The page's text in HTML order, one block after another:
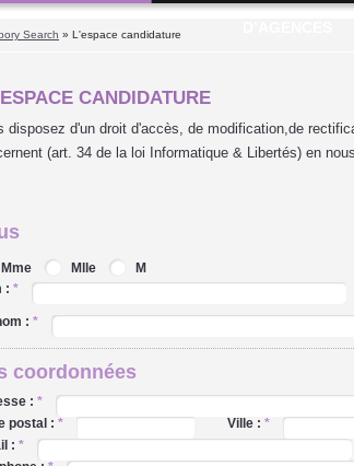
Search » L'espace candidature
CANDIDATURE
disposez d'un droit d'accès, de modification,de
(art. 34 de la loi Informatique & Libertés) en
Mme Mlle
M
: *
: *
coordonnées
: *
postal : * Ville : *
: *